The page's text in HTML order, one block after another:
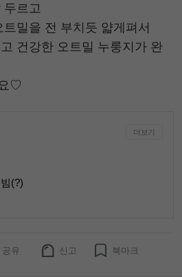
두르고
밀을 전 부치듯 얇게펴서
건강한 오트밀 누룽지가 완
♡
더보기
(?)
공유 신고 북마크